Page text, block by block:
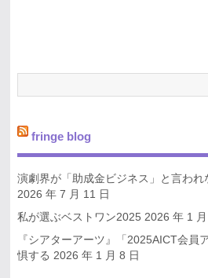
fringe blog
演劇界が「助成金ビジネス」と言わ
2026 年 7 月 11 日
私が選ぶベストワン2025 2026 年 1 月
『シアターアーツ』「2025AICT会員
惧する 2026 年 1 月 8 日